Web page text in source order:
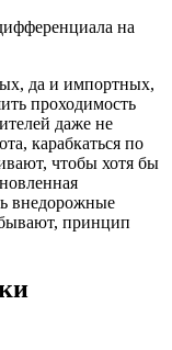
на
да и импортных,
проходимость
даже не
карабкаться по
чтобы хотя бы
внедорожные
принцип